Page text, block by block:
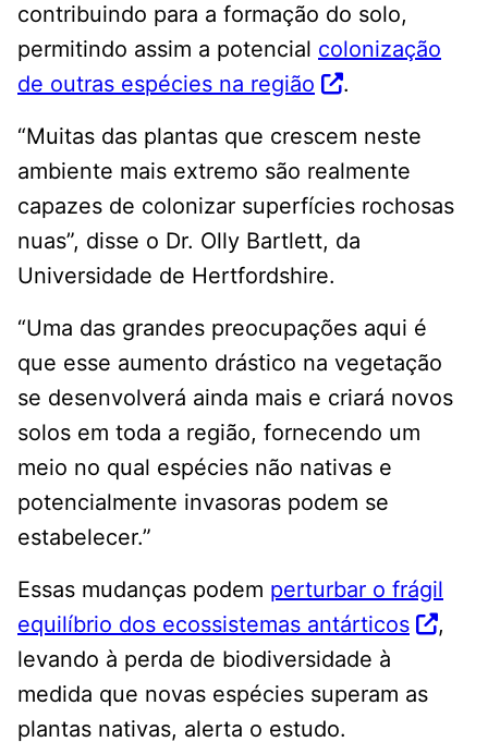
contribuindo para a formação do solo,
permitindo assim a potencial colonização
de outras espécies na região
.
“Muitas das plantas que crescem neste
ambiente mais extremo são realmente
capazes de colonizar superfícies rochosas
nuas”, disse o Dr. Olly Bartlett, da
Universidade de Hertfordshire.
“Uma das grandes preocupações aqui é
que esse aumento drástico na vegetação
se desenvolverá ainda mais e criará novos
solos em toda a região, fornecendo um
meio no qual espécies não nativas e
potencialmente invasoras podem se
estabelecer.”
Essas mudanças podem perturbar o frágil
equilíbrio dos ecossistemas antárticos
,
levando à perda de biodiversidade à
medida que novas espécies superam as
plantas nativas, alerta o estudo.